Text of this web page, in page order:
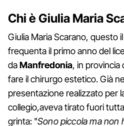
Chi è Giulia Maria
Giulia Maria Scarano, questo
frequenta il primo anno del
daManfredonia, in provincia
fare il chirurgo estetico. Già
presentazione realizzato per
collegio,aveva tirato fuori
grinta: "Sono piccola ma non